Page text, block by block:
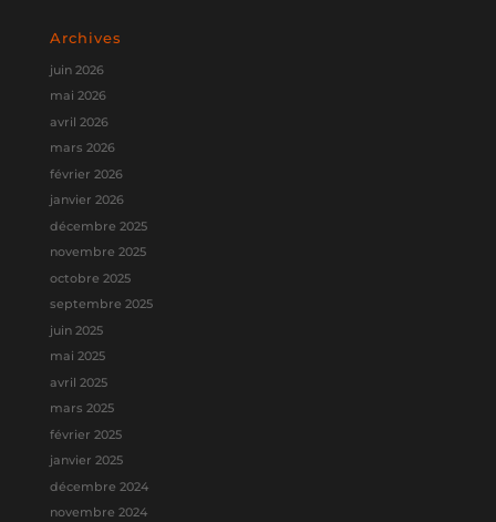
Archives
juin 2026
mai 2026
avril 2026
mars 2026
février 2026
janvier 2026
décembre 2025
novembre 2025
octobre 2025
septembre 2025
juin 2025
mai 2025
avril 2025
mars 2025
février 2025
janvier 2025
décembre 2024
novembre 2024